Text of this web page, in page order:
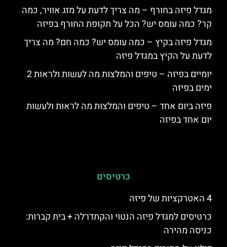
מגדל פיזה בחורף – מה צריך לדעת על מזג אוויר, כמה
קר? כמה עומס יש? הכל על תקופת החורף בפיזה
מגדל פיזה בקיץ – כמה עומס יש? כמה חם? מה צריך
לדעת על הקיץ במגדל פיזה
יומיים בפיזה – טיפים והמלצות מה לעשות ולראות 2
ימים בפיזה
פיזה ביום אחד – טיפים והמלצות מה לראות ולעשות
יום אחד בפיזה
כרטיסים
4 האטרקציות של פיזה
כרטיסים למגדל פיזה הנטוי והקתדרלה + בית קברות:
כניסה מהירה